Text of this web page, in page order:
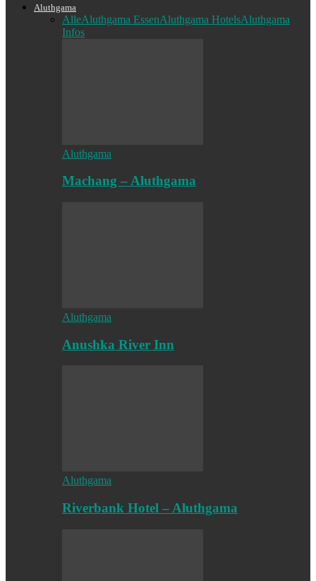
Aluthgama
AlleAluthgama EssenAluthgama HotelsAluthgama
Infos
Aluthgama
Machang – Aluthgama
Aluthgama
Anushka River Inn
Aluthgama
Riverbank Hotel – Aluthgama